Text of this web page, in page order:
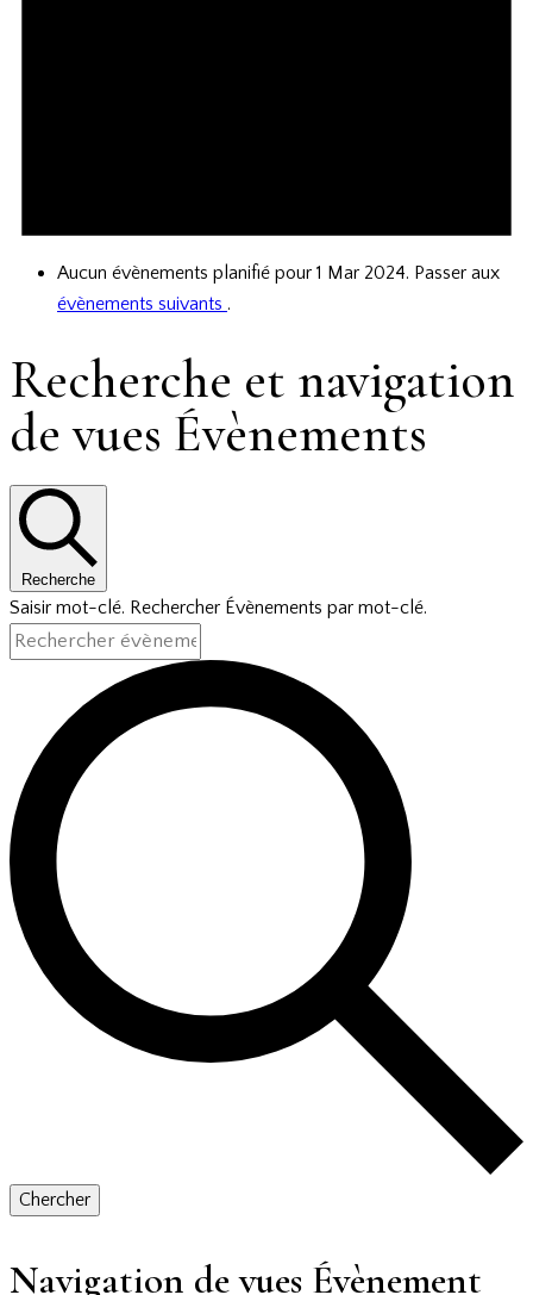
Aucun évènements planifié pour 1 Mar 2024. Passer aux
évènements suivants .
Recherche et navigation
de vues Évènements
Recherche
Saisir mot-clé. Rechercher Évènements par mot-clé.
Chercher
Navigation de vues Évènement